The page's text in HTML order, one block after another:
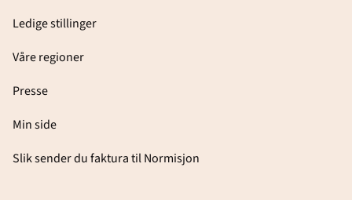
Ledige stillinger
Våre regioner
Presse
Min side
Slik sender du faktura til Normisjon